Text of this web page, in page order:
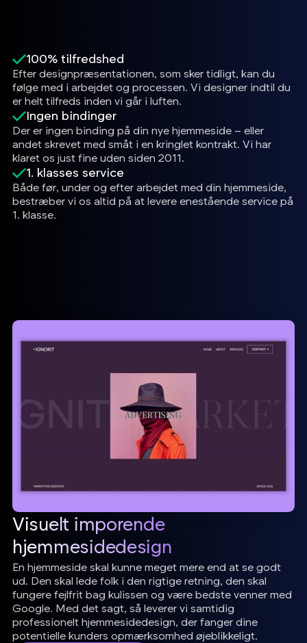
100% tilfredshed
Efter designpræsentationen, som sker tidligt, kan du
følge med i arbejdet og processen. Vi designer indtil du
er helt tilfreds inden vi går i luften.
Ingen bindinger
Der er ingen binding på din nye hjemmeside – eller
andet skrevet med småt i en kringlet kontrakt. Vi har
klaret os just fine uden siden 2011.
1. klasses service
Både før, under og efter arbejdet med din hjemmeside,
bestræber vi os altid på at levere enestående service på
1. klasse.
Visuelt imporende
hjemmesidedesign
En hjemmeside skal kunne meget mere end at se godt
ud. Den skal lede folk i den rigtige retning, den skal
fungere fejlfrit bag kulissen og være bedste venner med
Google. Med det sagt, så leverer vi samtidig
professionelt hjemmesidedesign, der fanger dine
potentielle kunders opmærksomhed øjeblikkeligt.